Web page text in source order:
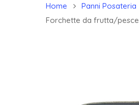
Home Panni Posateria
Forchette da frutta/pesce